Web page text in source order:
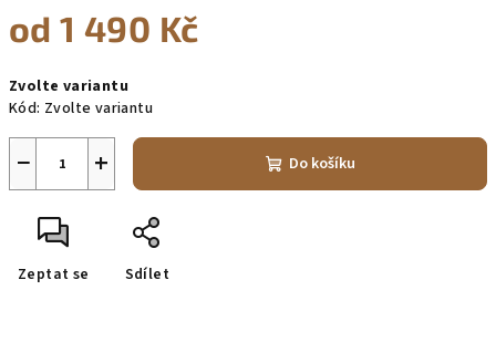
od1 490 Kč
cena:
Zvolte variantu
Kód: Zvolte variantu
+
− Do košíku
Zeptat se Sdílet